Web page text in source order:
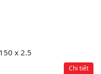
x 2.5
Chi tiết